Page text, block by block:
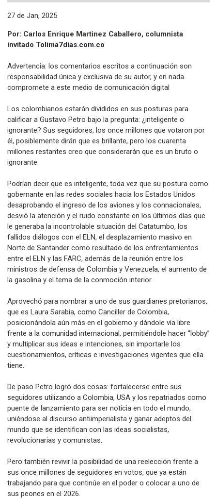
27 de Jan, 2025
Por: Carlos Enrique Martinez Caballero, columnista
invitado Tolima7dias.com.co
Advertencia: los comentarios escritos a continuación son
responsabilidad única y exclusiva de su autor, y en nada
compromete a este medio de comunicación digital
Los colombianos estarán divididos en sus posturas para
calificar a Gustavo Petro bajo la pregunta: ¿inteligente o
ignorante? Sus seguidores, los once millones que votaron por
él, posiblemente dirán que es brillante, pero los cuarenta
millones restantes creo que considerarán que es un bruto o
ignorante.
Podrían decir que es inteligente, toda vez que su postura como
gobernante en las redes sociales hacia los Estados Unidos
desaprobando el ingreso de los aviones y los connacionales,
desvió la atención y el ruido constante en los últimos días que
le generaba la incontrolable situación del Catatumbo, los
fallidos diálogos con el ELN, el desplazamiento masivo en
Norte de Santander como resultado de los enfrentamientos
entre el ELN y las FARC, además de la reunión entre los
ministros de defensa de Colombia y Venezuela, el aumento de
la gasolina y el tema de la conmoción interior.
Aprovechó para nombrar a uno de sus guardianes pretorianos,
que es Laura Sarabia, como Canciller de Colombia,
posicionándola aún más en el gobierno y dándole vía libre
frente a la comunidad internacional, permitiéndole hacer “lobby”
y multiplicar sus ideas e intenciones, sin importarle los
cuestionamientos, críticas e investigaciones vigentes que ella
tiene.
De paso Petro logró dos cosas: fortalecerse entre sus
seguidores utilizando a Colombia, USA y los repatriados como
puente de lanzamiento para ser noticia en todo el mundo,
uniéndose al discurso antiimperialista y ganar adeptos del
mundo que se identifican con las ideas socialistas,
revolucionarias y comunistas.
Pero también revivir la posibilidad de una reelección frente a
sus once millones de seguidores en votos, que ya están
trabajando para que continúe en el poder o colocar a uno de
sus peones en el 2026.